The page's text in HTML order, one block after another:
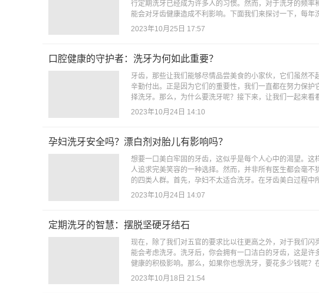
行定期洗牙已经成为许多人的习惯。然而，对于洗牙的频
能会对牙齿健康造成不利影响。下面我们来探讨一下，每
2023年10月25日 17:57
口腔健康的守护者：洗牙为何如此重要？
牙齿，那些让我们能够尽情品尝美食的小家伙，它们虽然
辛勤付出。正是因为它们的重要性，我们一直都在努力保
择洗牙。那么，为什么要洗牙呢？接下来，让我们一起来
2023年10月24日 14:10
孕妇洗牙安全吗？漂白剂对胎儿有影响吗？
想要一口美白牢固的牙齿，这似乎是每个人心中的渴望。
人追求完美笑容的一种选择。然而，并非所有医生都会毫
的四类人群。首先，孕妇不太适合洗牙。在牙齿美白过程
2023年10月24日 14:07
定期洗牙的智慧：摆脱坚硬牙结石
现在，除了我们对五官的要求比以往更高之外，对于我们
能会考虑洗牙。洗牙后，你会拥有一口洁白的牙齿，这是
健康的积极影响。那么，如果你也想洗牙，要花多少钱呢
2023年10月18日 21:54